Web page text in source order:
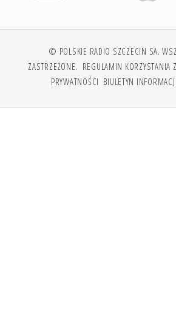
© POLSKIE RADIO SZCZECIN SA.
ZASTRZEŻONE. REGULAMIN KORZYSTANIA
PRYWATNOŚCI BIULETYN